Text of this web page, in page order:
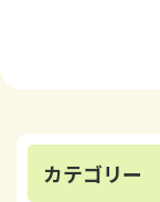
カテゴリー